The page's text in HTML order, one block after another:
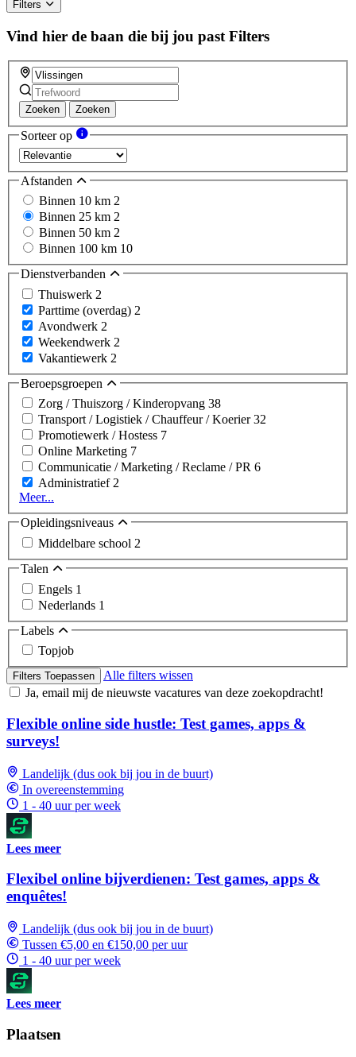
Filters
Vind hier de baan die bij jou past Filters
Zoeken Zoeken
Sorteer op
Afstanden
Binnen 10 km 2
Binnen 25 km 2
Binnen 50 km 2
Binnen 100 km 10
Dienstverbanden
Thuiswerk 2
Parttime (overdag) 2
Avondwerk 2
Weekendwerk 2
Vakantiewerk 2
Beroepsgroepen
Zorg / Thuiszorg / Kinderopvang 38
Transport / Logistiek / Chauffeur / Koerier32
Promotiewerk / Hostess 7
Online Marketing 7
Communicatie / Marketing / Reclame / PR 6
Administratief2
Meer...
Opleidingsniveaus
Middelbare school 2
Talen
Engels 1
Nederlands 1
Labels
Topjob
Filters Toepassen
Alle filters wissen
Ja, email mij de nieuwste vacatures van deze zoekopdracht!
Flexible online side hustle: Test games, apps &
surveys!
Landelijk (dus ook bij jou in de buurt)
In overeenstemming
1 - 40 uur per week
Lees meer
Flexibel online bijverdienen: Test games, apps &
enquêtes!
Landelijk (dus ook bij jou in de buurt)
Tussen €5,00 en €150,00 per uur
1 - 40 uur per week
Lees meer
Plaatsen